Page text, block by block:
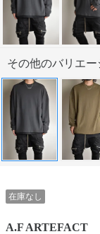
その他のバリエー
在庫なし
A.F ARTEFACT